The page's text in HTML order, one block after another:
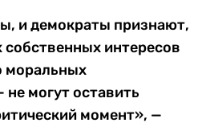
и демократы признают,
интересов
моральных
не могут оставить
момент», —